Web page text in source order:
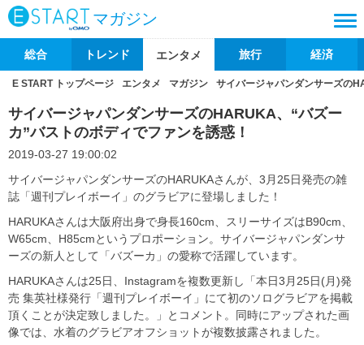
マガジン
総合 トレンド エンタメ 旅行 経済
E START トップページ エンタメ マガジン サイバージャパンダンサーズの
サイバージャパンダンサーズのHARUKA、“バズー
カ”バストのボディでファンを誘惑！
2019-03-27 19:00:02
サイバージャパンダンサーズのHARUKAさんが、3月25日発売の雑
誌「週刊プレイボーイ」のグラビアに登場しました！
HARUKAさんは大阪府出身で身長160cm、スリーサイズはB90cm、
W65cm、H85cmというプロポーション。サイバージャパンダンサ
ーズの新人として「バズーカ」の愛称で活躍しています。
HARUKAさんは25日、Instagramを複数更新し「本日3月25日(月)発
売 集英社様発行「週刊プレイボーイ」にて初のソログラビアを掲載
頂くことが決定致しました。」とコメント。同時にアップされた画
像では、水着のグラビアオフショットが複数披露されました。